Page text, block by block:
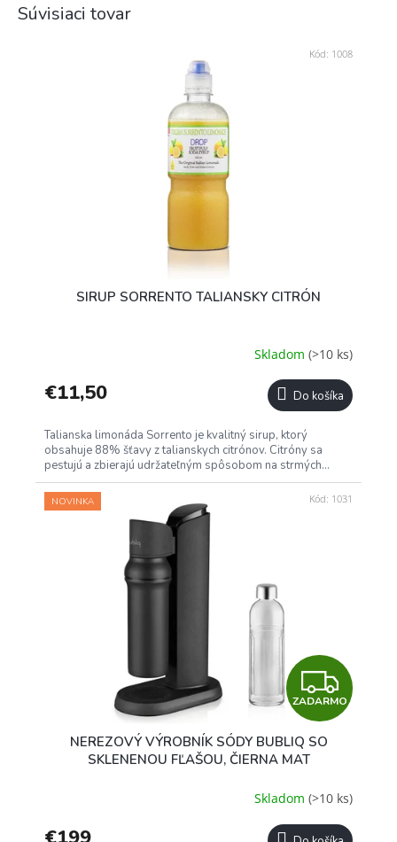
Súvisiaci tovar
SIRUP SORRENTO TALIANSKY CITRÓN
Skladom (>10 ks)
€11,50 Do košíka
Talianska limonáda Sorrento je kvalitný sirup, ktorý
obsahuje 88% šťavy z talianskych citrónov. Citróny sa
pestujú a zbierajú udržateľným spôsobom na strmých...
Kód: 1008
NOVINKA
Z
A
A
R
ZADARMO
NEREZOVÝ VÝROBNÍK SÓDY BUBLIQ SO
SKLENENOU FĽAŠOU, ČIERNA MAT
Skladom (>10 ks)
Kód: 1031